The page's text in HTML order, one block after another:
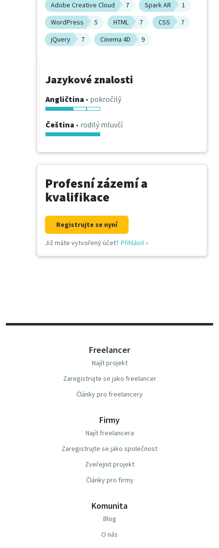
Adobe Creative Cloud 7 Spark AR
1
WordPress
5 HTML 7 CSS
7
jQuery
7 Cinema 4D 9
Jazykové znalosti
Angličtina • pokročilý
Čeština • rodilý mluvčí
Profesní zázemí a
kvalifikace
Registrujte se nyní
Již máte vytvořený účet? Přihlásit»
Freelancer
Najít projekt
Zaregistrujte se jako freelancer
Články pro freelancery
Firmy
Najít freelancera
Zaregistrujte se jako společnost
Zveřejnit projekt
Články pro firmy
Komunita
Blog
O nás